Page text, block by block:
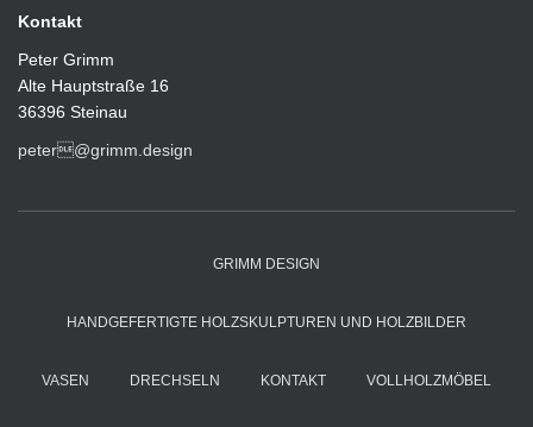
Kontakt
Peter Grimm
Alte Hauptstraße 16
36396 Steinau
peter@grimm.design
GRIMM DESIGN
HANDGEFERTIGTE HOLZSKULPTUREN UND HOLZBILDER
VASEN DRECHSELN KONTAKT VOLLHOLZMÖBEL